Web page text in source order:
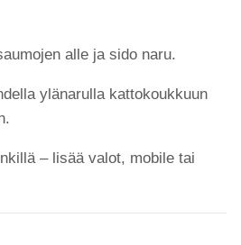
alle ja sido naru.
ylänarulla kattokoukkuun
– lisää valot, mobile tai